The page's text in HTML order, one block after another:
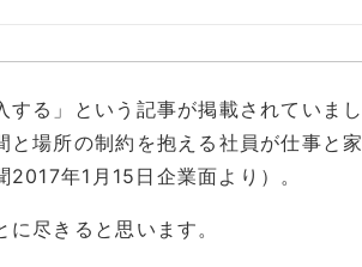
る」という記事が掲載されていまし
場所の制約を抱える社員が仕事と家
年1月15日企業面より）。
尽きると思います。